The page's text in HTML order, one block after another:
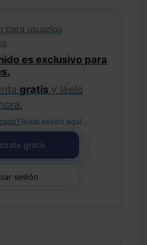
para usuarios
es exclusivo para
gratis y léelo
Inicia sesión aquí .
gratis
sesión